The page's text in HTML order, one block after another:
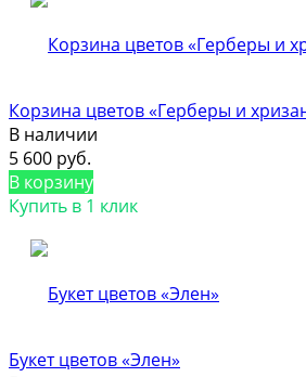
Корзина цветов «Герберы и
В наличии
5 600 руб.
В корзину
Купить в 1 клик
Букет цветов «Элен»